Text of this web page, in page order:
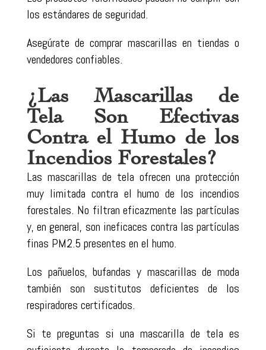
los estándares de seguridad.
Asegúrate de comprar mascarillas en tiendas o
vendedores confiables.
¿Las Mascarillas de
Tela Son Efectivas
Contra el Humo de los
Incendios Forestales?
Las mascarillas de tela ofrecen una protección
muy limitada contra el humo de los incendios
forestales. No filtran eficazmente las partículas
y, en general, son ineficaces contra las partículas
finas PM2.5 presentes en el humo.
Los pañuelos, bufandas y mascarillas de moda
también son sustitutos deficientes de los
respiradores certificados.
Si te preguntas si una mascarilla de tela es